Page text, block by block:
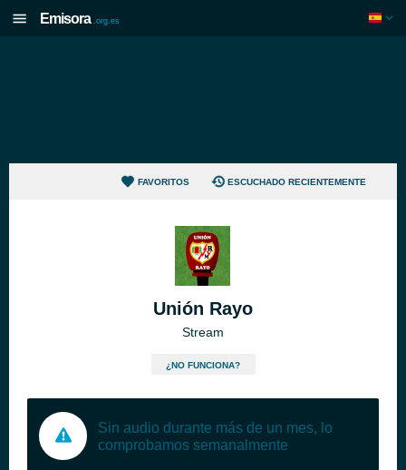
Emisora .org.es
FAVORITOS ESCUCHADO RECIENTEMENTE
Unión Rayo
Stream
¿NO FUNCIONA?
Sin audio durante más de un mes, lo
comprobamos semanalmente